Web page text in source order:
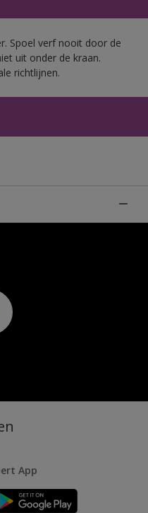
Spoel verf nooit door de
uit onder de kraan.
richtlijnen.
App